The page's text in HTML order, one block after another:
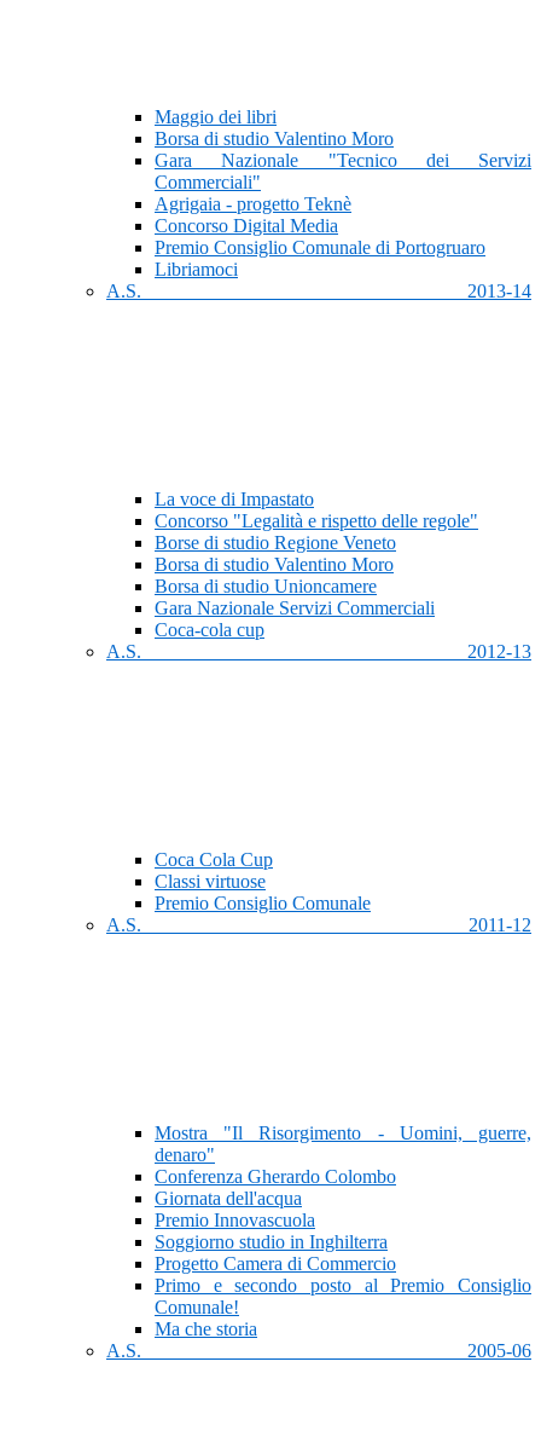
Maggio dei libri
Borsa di studio Valentino Moro
Gara Nazionale "Tecnico dei Servizi
Commerciali"
Agrigaia - progetto Teknè
Concorso Digital Media
Premio Consiglio Comunale di Portogruaro
Libriamoci
A.S. 2013-14
La voce di Impastato
Concorso "Legalità e rispetto delle regole"
Borse di studio Regione Veneto
Borsa di studio Valentino Moro
Borsa di studio Unioncamere
Gara Nazionale Servizi Commerciali
Coca-cola cup
A.S. 2012-13
Coca Cola Cup
Classi virtuose
Premio Consiglio Comunale
A.S. 2011-12
Mostra "Il Risorgimento - Uomini, guerre,
denaro"
Conferenza Gherardo Colombo
Giornata dell'acqua
Premio Innovascuola
Soggiorno studio in Inghilterra
Progetto Camera di Commercio
Primo e secondo posto al Premio Consiglio
Comunale!
Ma che storia
A.S. 2005-06